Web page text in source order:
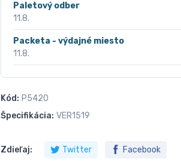
Paletový odber
11.8.
Packeta - výdajné miesto
11.8.
Kód: P5420
Špecifikácia: VER1519
Zdieľaj: Twitter Facebook